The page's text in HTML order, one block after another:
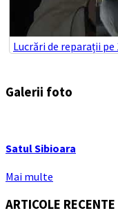
Lucrări de reparații
Galerii foto
Satul Sibioara
Mai multe
ARTICOLE RECENTE